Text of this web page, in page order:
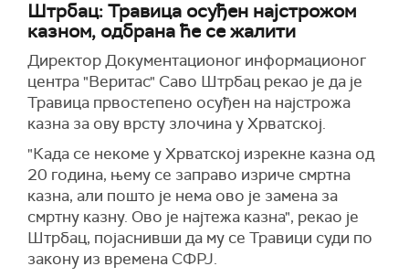
Штрбац: Травица осуђен најстрожом
казном, одбрана ће се жалити
Директор Документационог информационог
центра "Веритас" Саво Штрбац рекао је да је
Травица првостепено осуђен на најстрожа
казна за ову врсту злочина у Хрватској.
"Када се некоме у Хрватској изрекне казна од
20 година, њему се заправо изриче смртна
казна, али пошто је нема ово је замена за
смртну казну. Ово је најтежа казна", рекао је
Штрбац, појаснивши да му се Травици суди по
закону из времена СФРЈ.